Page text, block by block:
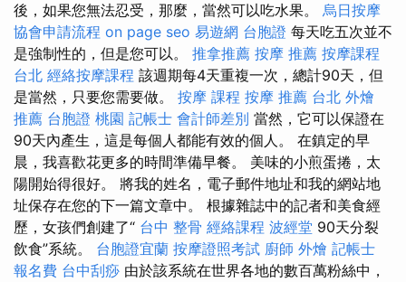
後，如果您無法忍受，那麼，當然可以吃水果。 烏日按摩
協會申請流程 on page seo 易遊網 台胞證 每天吃五次並不
是強制性的，但是您可以。 推拿推薦 按摩 推薦 按摩課程
台北 經絡按摩課程 該週期每4天重複一次，總計90天，但
是當然，只要您需要做。 按摩 課程 按摩 推薦 台北 外燴
推薦 台胞證 桃園 記帳士 會計師差別 當然，它可以保證在
90天內產生，這是每個人都能有效的個人。 在鎮定的早
晨，我喜歡花更多的時間準備早餐。 美味的小煎蛋捲，太
陽開始得很好。 將我的姓名，電子郵件地址和我的網站地
址保存在您的下一篇文章中。 根據雜誌中的記者和美食經
歷，女孩們創建了“ 台中 整骨 經絡課程 波經堂 90天分裂
飲食”系統。 台胞證宜蘭 按摩證照考試 廚師 外燴 記帳士
報名費 台中刮痧 由於該系統在世界各地的數百萬粉絲中，